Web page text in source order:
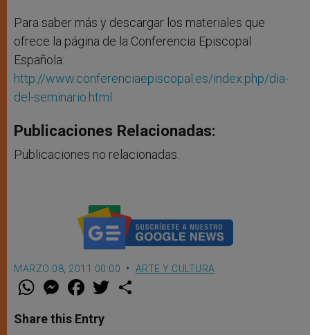
Para saber más y descargar los materiales que
ofrece la página de la Conferencia Episcopal
Española:
http://www.conferenciaepiscopal.es/index.php/dia-
del-seminario.html .
Publicaciones Relacionadas:
Publicaciones no relacionadas.
MARZO 08, 2011 00:00 ARTE Y CULTURA
W
t
s
M
e
s
e
F
a
e
b
w
Share this Entry